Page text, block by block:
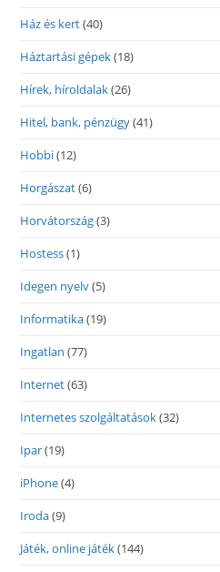
Ház és kert(40)
Háztartási gépek(18)
Hírek, híroldalak(26)
Hitel, bank, pénzügy(41)
Hobbi(12)
Horgászat(6)
Horvátország(3)
Hostess(1)
Idegen nyelv(5)
Informatika(19)
Ingatlan (77)
Internet(63)
Internetes szolgáltatások(32)
Ipar(19)
iPhone(4)
Iroda(9)
Játék, online játék(144)